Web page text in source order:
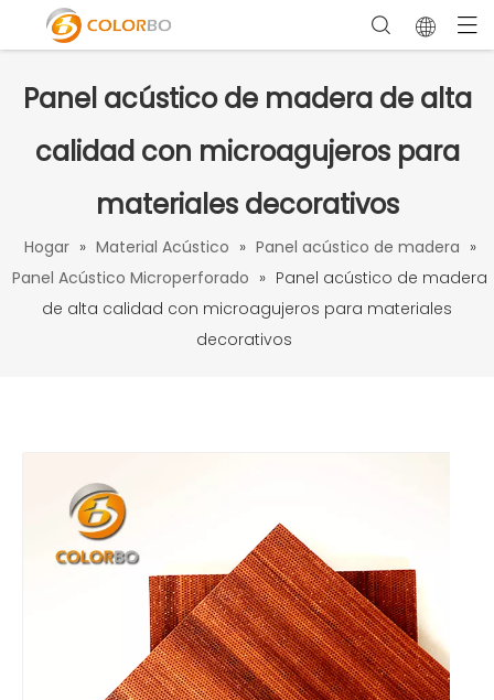
Panel acústico de madera de alta
calidad con microagujeros para
materiales decorativos
Hogar » Material Acústico » Panel acústico de madera »
Panel Acústico Microperforado » Panel acústico de madera
de alta calidad con microagujeros para materiales
decorativos